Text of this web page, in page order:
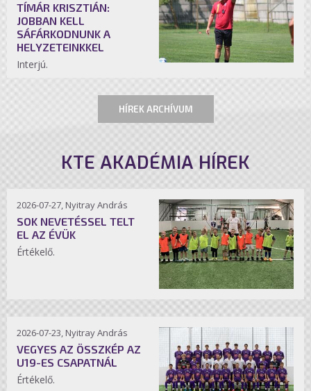
TÍMÁR KRISZTIÁN:
JOBBAN KELL
SÁFÁRKODNUNK A
HELYZETEINKKEL
Interjú.
HÍREK ARCHÍVUM
KTE AKADÉMIA HÍREK
2026-07-27, Nyitray András
SOK NEVETÉSSEL TELT
EL AZ ÉVÜK
Értékelő.
2026-07-23, Nyitray András
VEGYES AZ ÖSSZKÉP AZ
U19-ES CSAPATNÁL
Értékelő.